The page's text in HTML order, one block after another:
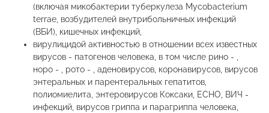
(включая микобактерии туберкулеза Mycobacterium
terrae, возбудителей внутрибольничных инфекций
(ВБИ), кишечных инфекций,
вирулицидой активностью в отношении всех известных
вирусов - патогенов человека, в том числе рино - ,
норо - , рото - , аденовирусов, коронавирусов, вирусов
энтеральных и парентеральных гепатитов,
полиомиелита, энтеровирусов Коксаки, ЕСНО, ВИЧ -
инфекций, вирусов гриппа и парагриппа человека,